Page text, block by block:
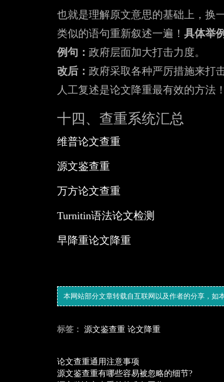
也就是理解原文意思的基础上，换
类似的语句重新叙述一遍！ 具体举
例句： 政府层面加大打击力度
改后： 政府采取各种严厉措施来打
人工复述是论文降重最有效的方法！
十四、查重系统汇总
​维普论文查重
​源文鉴查重
万方论文查重
Turnitin语法论文检测
​早降重论文降重
本网站部分文章转载自互联网以及作者的分享，如
标签： 源文鉴查重 论文降重
论文查重通用注意事项
源文鉴查重有哪些容易被忽略的细节?